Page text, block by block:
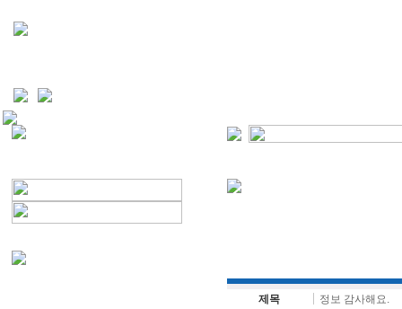
제목
정보 감사해요.